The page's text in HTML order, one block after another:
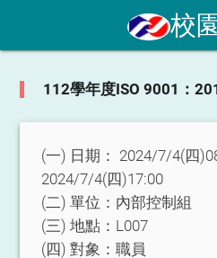
校
112學年度ISO 9001：
(一) 日期： 2024/7/4(四
2024/7/4(四)17:00
(二) 單位： 內部控制組
(三) 地點： L007
(四) 對象：職員